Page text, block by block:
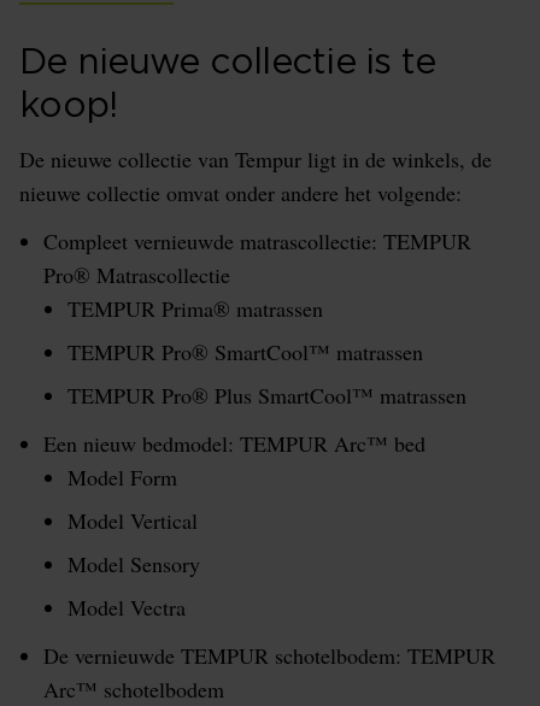
De nieuwe collectie is te
koop!
De nieuwe collectie van Tempur ligt in de winkels, de
nieuwe collectie omvat onder andere het volgende:
Compleet vernieuwde matrascollectie: TEMPUR
Pro® Matrascollectie
TEMPUR Prima® matrassen
TEMPUR Pro® SmartCool™ matrassen
TEMPUR Pro® Plus SmartCool™ matrassen
Een nieuw bedmodel: TEMPUR Arc™ bed
Model Form
Model Vertical
Model Sensory
Model Vectra
De vernieuwde TEMPUR schotelbodem: TEMPUR
Arc™ schotelbodem